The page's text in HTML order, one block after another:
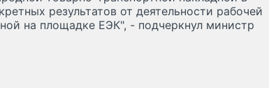
результатов от деятельности рабочей
на площадке ЕЭК", - подчеркнул министр